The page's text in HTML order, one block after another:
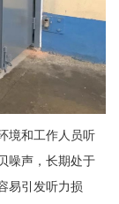
境和工作人员听
噪声，长期处于
易引发听力损